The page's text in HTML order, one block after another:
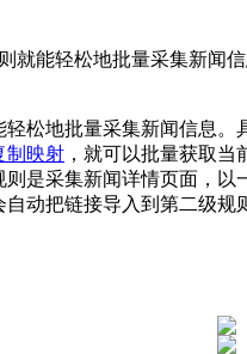
就能轻松地批量采集新
松地批量采集新闻信息
制映射 ，就可以批量获取
则是采集新闻详情页面，
动把链接导入到第二级